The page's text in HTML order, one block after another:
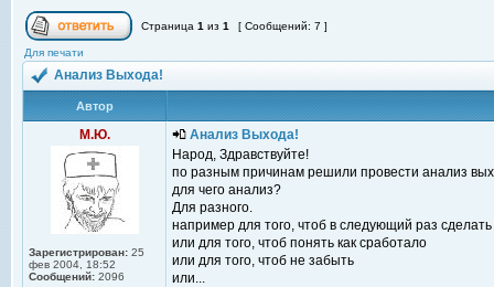
Страница 1 из 1 [ Сообщений: 7 ]
Для печати
Анализ Выхода!
Автор
М.Ю.
Зарегистрирован: 25
фев 2004, 18:52
Сообщений: 2096
Анализ Выхода!
Народ, Здравствуйте!
по разным причинам решили провести анализ
для чего анализ?
Для разного.
например для того, чтоб в следующий раз сделать
или для того, чтоб понять как сработало
или для того, чтоб не забыть
или...